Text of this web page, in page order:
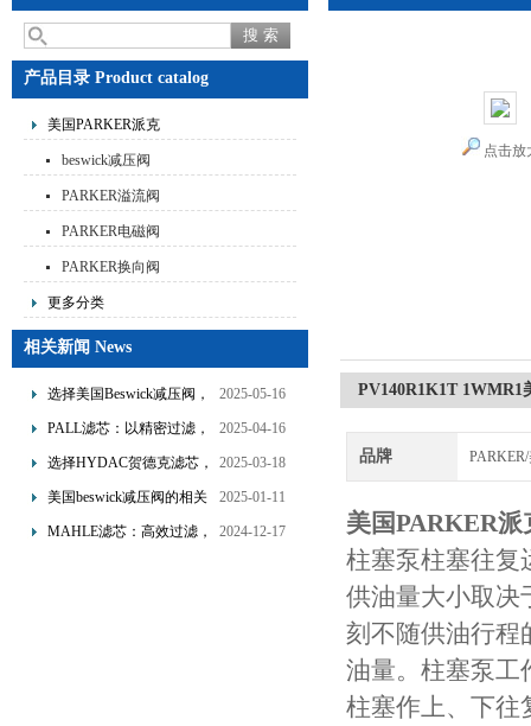
产品目录 Product catalog
美国PARKER派克
beswick减压阀
PARKER溢流阀
PARKER电磁阀
PARKER换向阀
更多分类
相关新闻 News
选择美国Beswick减压阀，
提升流体系统效率
2025-05-16
PALL滤芯：以精密过滤，
为工业流体筑起“隐形安全
2025-04-16
选择HYDAC贺德克滤芯，
享受精准过滤与稳定性能
2025-03-18
美国beswick减压阀的相关
知识
2025-01-11
MAHLE滤芯：高效过滤，
2024-12-17
点击放
PV140R1K1T 1WMR1
品牌
美国PARKER
柱塞泵柱塞往复
供油量大小取决
刻不随供油行程
油量。柱塞泵工
柱塞作上、下往